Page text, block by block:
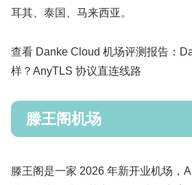
耳其、泰国、马来西亚。
查看 Danke Cloud 机场评测报告：
样？AnyTLS 协议直连线路
滕王阁机场
滕王阁是一家 2026 年新开业机场，